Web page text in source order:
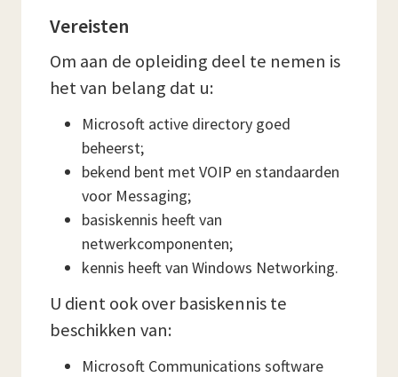
Vereisten
Om aan de opleiding deel te nemen is
het van belang dat u:
Microsoft active directory goed
beheerst;
bekend bent met VOIP en standaarden
voor Messaging;
basiskennis heeft van
netwerkcomponenten;
kennis heeft van Windows Networking.
U dient ook over basiskennis te
beschikken van:
Microsoft Communications software